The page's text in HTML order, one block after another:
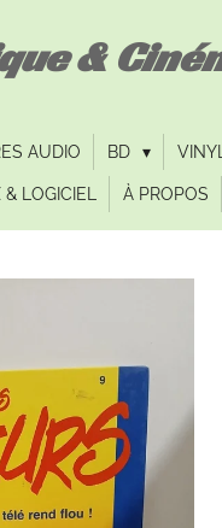
&
AUDIO BD
LOGICIEL À PROPOS